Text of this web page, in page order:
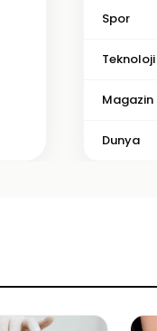
Spor
Teknoloji
Magazin
Dunya